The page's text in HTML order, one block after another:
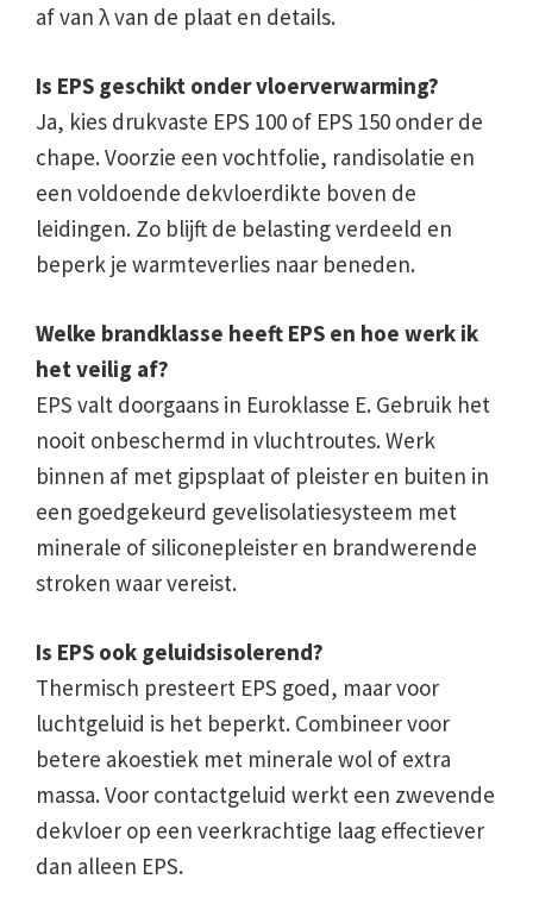
af van λ van de plaat en details.
Is EPS geschikt onder vloerverwarming?
Ja, kies drukvaste EPS 100 of EPS 150 onder de
chape. Voorzie een vochtfolie, randisolatie en
een voldoende dekvloerdikte boven de
leidingen. Zo blijft de belasting verdeeld en
beperk je warmteverlies naar beneden.
Welke brandklasse heeft EPS en hoe werk ik
het veilig af?
EPS valt doorgaans in Euroklasse E. Gebruik het
nooit onbeschermd in vluchtroutes. Werk
binnen af met gipsplaat of pleister en buiten in
een goedgekeurd gevelisolatiesysteem met
minerale of siliconepleister en brandwerende
stroken waar vereist.
Is EPS ook geluidsisolerend?
Thermisch presteert EPS goed, maar voor
luchtgeluid is het beperkt. Combineer voor
betere akoestiek met minerale wol of extra
massa. Voor contactgeluid werkt een zwevende
dekvloer op een veerkrachtige laag effectiever
dan alleen EPS.